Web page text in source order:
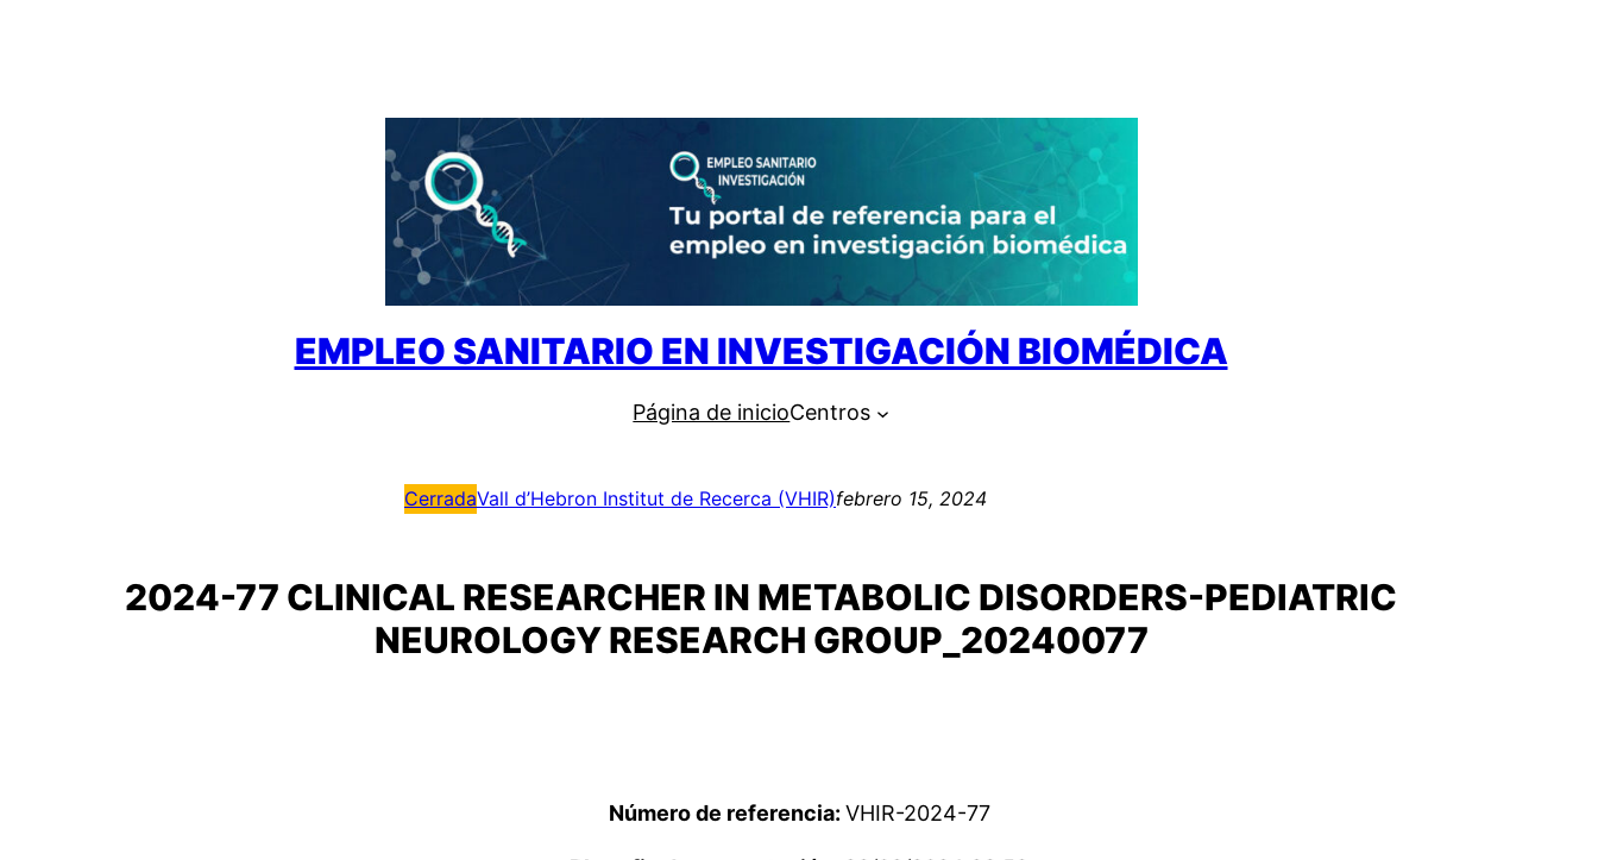
EMPLEO SANITARIO EN INVESTIGACIÓN BIOMÉDICA
Página de inicioCentros
CerradaVall d’Hebron Institut de Recerca (VHIR)febrero 15, 2024
2024-77 CLINICAL RESEARCHER IN METABOLIC DISORDERS-PEDIATRIC
NEUROLOGY RESEARCH GROUP_20240077
Número de referencia: VHIR-2024-77